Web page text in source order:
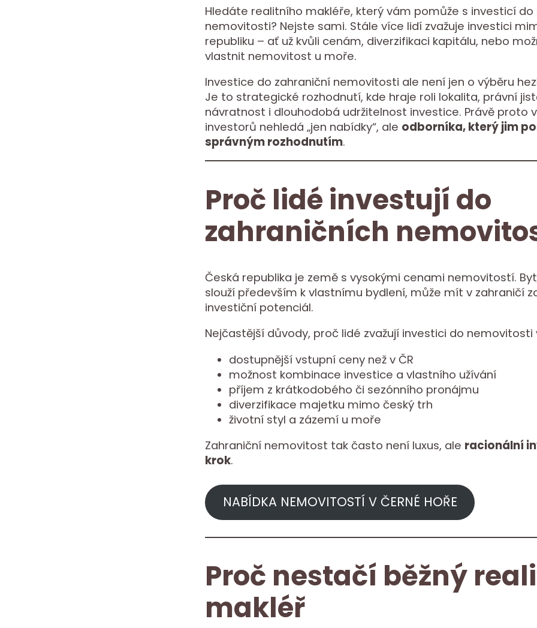
Hledáte realitního makléře, který vám pomůže s investicí do
nemovitosti? Nejste sami. Stále více lidí zvažuje investici
republiku – ať už kvůli cenám, diverzifikaci kapitálu, nebo
vlastnit nemovitost u moře.
Investice do zahraniční nemovitosti ale není jen o výběru
Je to strategické rozhodnutí, kde hraje roli lokalita, právní
návratnost i dlouhodobá udržitelnost investice. Právě proto
investorů nehledá „jen nabídky“, ale odborníka, který jim
správným rozhodnutím.
Proč lidé investují do
zahraničních
Česká republika je země s vysokými cenami nemovitostí.
slouží především k vlastnímu bydlení, může mít v zahraničí
investiční potenciál.
Nejčastější důvody, proč lidé zvažují investici do nemovitosti
dostupnější vstupní ceny než v ČR
možnost kombinace investice a vlastního užívání
příjem z krátkodobého či sezónního pronájmu
diverzifikace majetku mimo český trh
životní styl a zázemí u moře
Zahraniční nemovitost tak často není luxus, ale racionální
krok.
NABÍDKA NEMOVITOSTÍ V ČERNÉ HOŘE
Proč nestačí běžný
makléř